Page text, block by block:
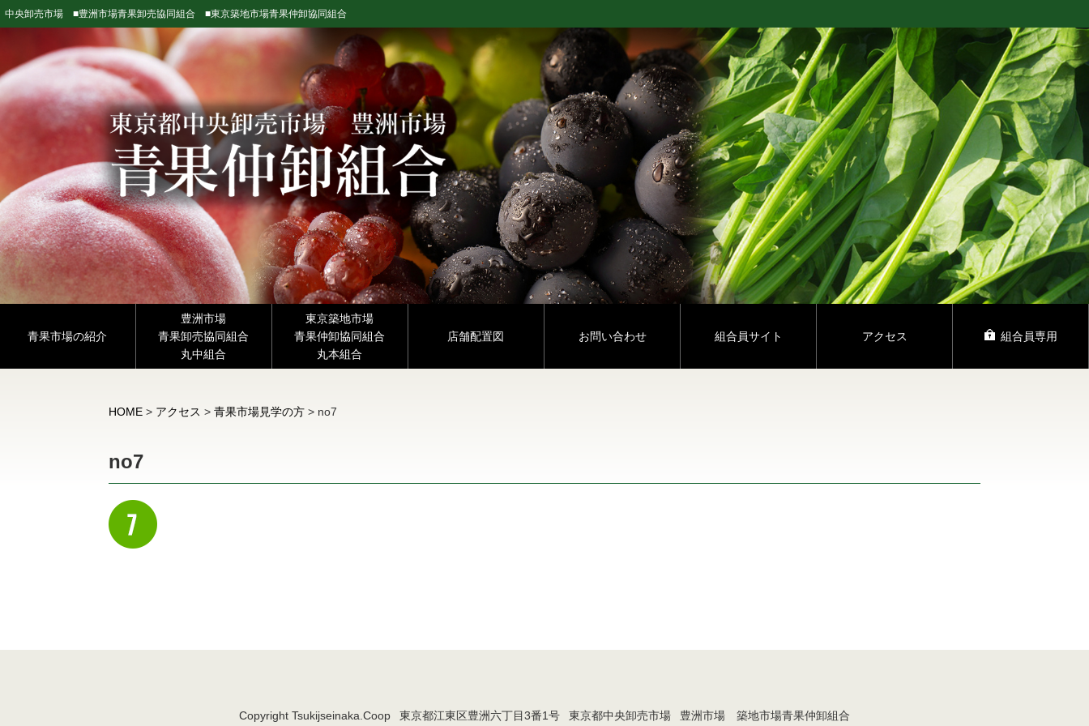
中央卸売市場 ■豊洲市場青果卸売協同組合 ■東京築地市場青果仲卸協同組合
青果市場の紹介
豊洲市場
青果卸売協同組合
丸中組合
東京築地市場
青果仲卸協同組合
丸本組合
店舗配置図 お問い合わせ 組合員サイト アクセス 組合員専用
HOME > アクセス >青果市場見学の方 > no7
no7
Copyright Tsukijseinaka.Coop 東京都江東区豊洲六丁目3番1号 東京都中央卸売市場 豊洲市場 築地市場青果仲卸組合